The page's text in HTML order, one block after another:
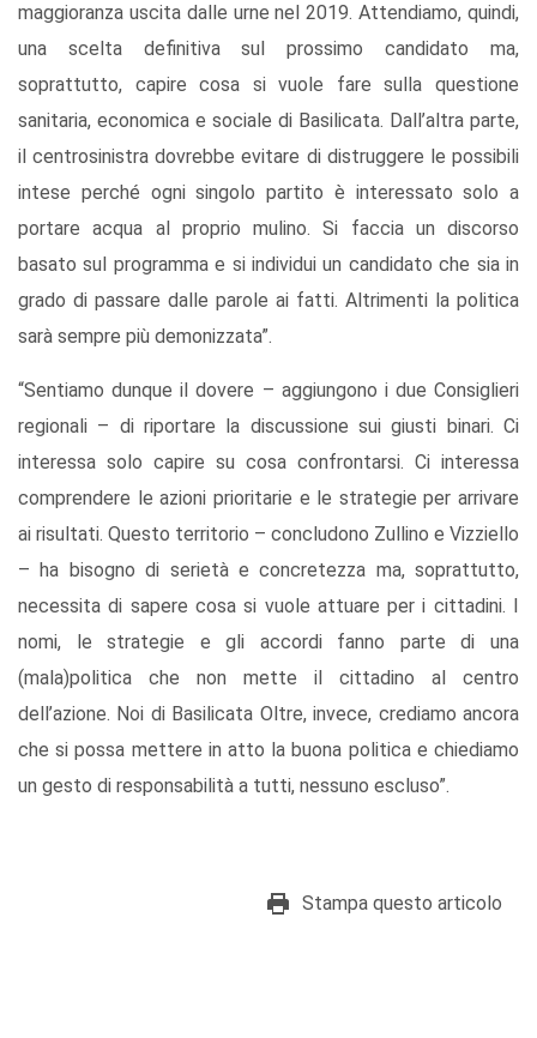
maggioranza uscita dalle urne nel 2019. Attendiamo, quindi,
una scelta definitiva sul prossimo candidato ma,
soprattutto, capire cosa si vuole fare sulla questione
sanitaria, economica e sociale di Basilicata. Dall’altra parte,
il centrosinistra dovrebbe evitare di distruggere le possibili
intese perché ogni singolo partito è interessato solo a
portare acqua al proprio mulino. Si faccia un discorso
basato sul programma e si individui un candidato che sia in
grado di passare dalle parole ai fatti. Altrimenti la politica
sarà sempre più demonizzata”.
“Sentiamo dunque il dovere – aggiungono i due Consiglieri
regionali – di riportare la discussione sui giusti binari. Ci
interessa solo capire su cosa confrontarsi. Ci interessa
comprendere le azioni prioritarie e le strategie per arrivare
ai risultati. Questo territorio – concludono Zullino e Vizziello
– ha bisogno di serietà e concretezza ma, soprattutto,
necessita di sapere cosa si vuole attuare per i cittadini. I
nomi, le strategie e gli accordi fanno parte di una
(mala)politica che non mette il cittadino al centro
dell’azione. Noi di Basilicata Oltre, invece, crediamo ancora
che si possa mettere in atto la buona politica e chiediamo
un gesto di responsabilità a tutti, nessuno escluso”.
Stampa questo articolo